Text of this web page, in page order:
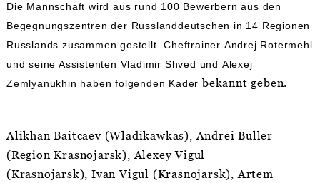
Die Mannschaft wird aus rund 100 Bewerbern aus den
Begegnungszentren der Russlanddeutschen in 14 Regionen
Russlands zusammen gestellt. Cheftrainer Andrej Rotermehl
und seine Assistenten Vladimir Shved und Alexej
Zemlyanukhin haben folgenden Kader bekannt geben.
Alikhan Baitcaev (Wladikawkas), Andrei Buller
(Region Krasnojarsk), Alexey Vigul
(Krasnojarsk), Ivan Vigul (Krasnojarsk), Artem